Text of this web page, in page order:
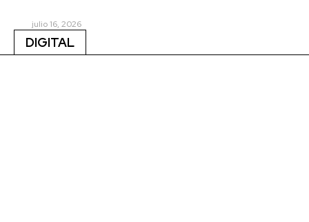
julio 16, 2026
DIGITAL